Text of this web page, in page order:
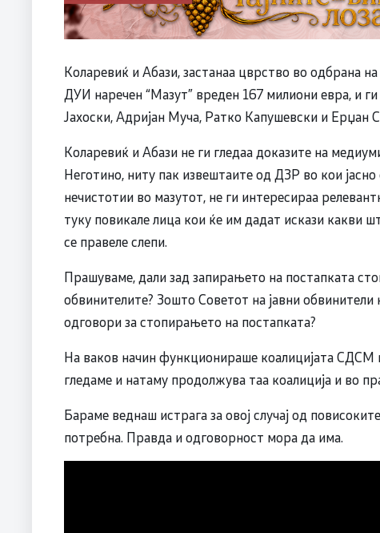
Коларевиќ и Абази, застанаа цврство во одбрана
ДУИ наречен “Мазут” вреден 167 милиони евра, и
Јахоски, Адријан Муча, Ратко Капушевски и Ерџан
Коларевиќ и Абази не ги гледаа доказите на
Неготино, ниту пак извештаите од ДЗР во кои
нечистотии во мазутот, не ги интересираа
туку повикале лица кои ќе им дадат искази какви
се правеле слепи.
Прашуваме, дали зад запирањето на постапката
обвинителите? Зошто Советот на јавни
одговори за стопирањето на постапката?
На ваков начин функционираше коалицијата
гледаме и натаму продолжува таа коалиција и во
Бараме веднаш истрага за овој случај од
потребна. Правда и одговорност мора да има.